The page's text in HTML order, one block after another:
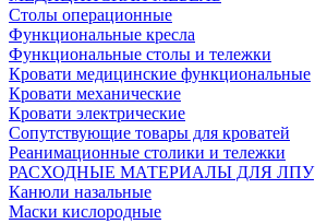
Столы операционные
Функциональные кресла
Функциональные столы и тележки
Кровати медицинские функциональные
Кровати механические
Кровати электрические
Сопутствующие товары для кроватей
Реанимационные столики и тележки
РАСХОДНЫЕ МАТЕРИАЛЫ ДЛЯ ЛПУ
Канюли назальные
Маски кислородные